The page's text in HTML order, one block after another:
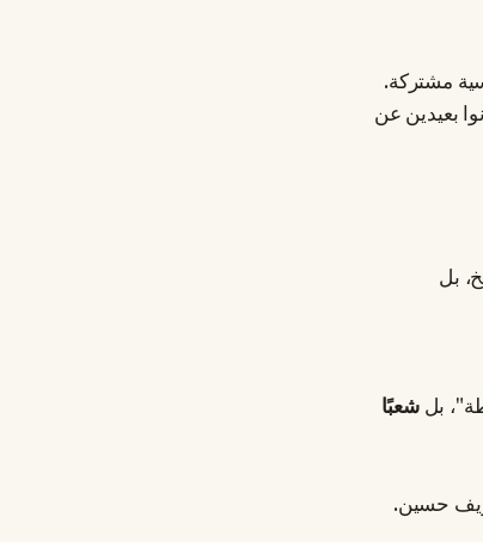
مشتركة.
بعيدين عن
التاريخ، بل
بلشعبًا
حسين.